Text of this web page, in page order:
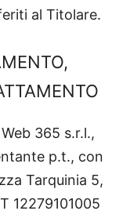
al Titolare.
365 s.r.l.,
p.t., con
Tarquinia 5,
12279101005